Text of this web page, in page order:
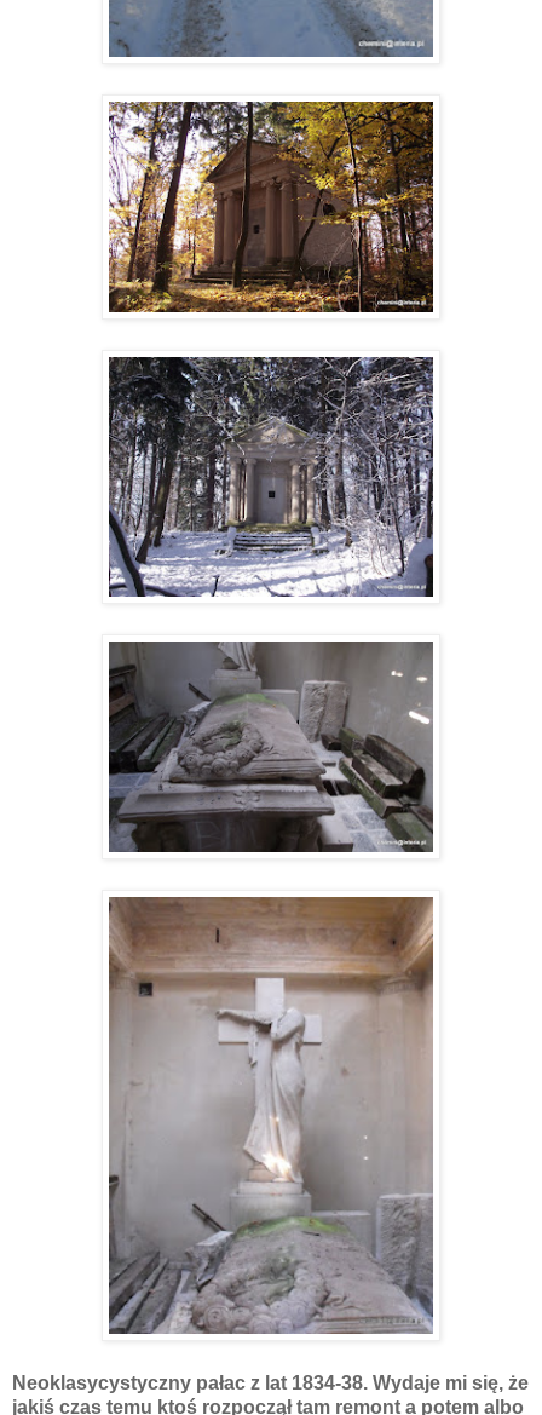
Neoklasycystyczny pałac z lat 1834-38. Wydaje mi się, że
jakiś czas temu ktoś rozpoczął tam remont a potem albo